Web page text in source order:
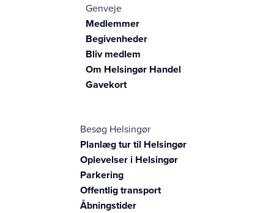
Genveje
Medlemmer
Begivenheder
Bliv medlem
Om Helsingør Handel
Gavekort
Besøg Helsingør
Planlæg tur til Helsingør
Oplevelser i Helsingør
Parkering
Offentlig transport
Åbningstider